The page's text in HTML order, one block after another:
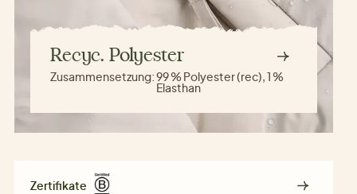
Recyc. Polyester
Zusammensetzung:99 % Polyester (rec), 1 %
Elasthan
Zertifikate